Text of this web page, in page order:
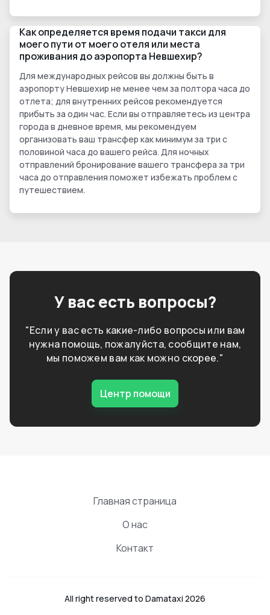
Как определяется время подачи такси для
моего пути от моего отеля или места
проживания до аэропорта Невшехир?
Для международных рейсов вы должны быть в
аэропорту Невшехир не менее чем за полтора часа до
отлета; для внутренних рейсов рекомендуется
прибыть за один час. Если вы отправляетесь из центра
города в дневное время, мы рекомендуем
организовать ваш трансфер как минимум за три с
половиной часа до вашего рейса. Для ночных
отправлений бронирование вашего трансфера за три
часа до отправления поможет избежать проблем с
путешествием.
У вас есть вопросы?
"Если у вас есть какие-либо вопросы или вам
нужна помощь, пожалуйста, сообщите нам,
мы поможем вам как можно скорее."
Центр помощи
Главная страница
О нас
Контакт
All right reserved to Damataxi 2026